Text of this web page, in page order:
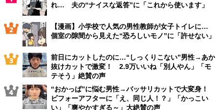
れ… 夫の“ナイスな返答”に「これから使います」
【漫画】小学校で人気の男性教師が女子トイレに…
個室の隙間から見えた“恐ろしいモノ”に「許せない」
前日にカットしたのに…“しっくりこない”男性→あか
抜けカットで激変！ 2.9万いいね「別人やん」「モ
テそう」絶賛の声
“おかっぱ”に悩む男性→バッサリカットで大変身！
ビフォーアフターに「え、同じ人！？」「かっこい
い」「爽やかすぎる～」大絶賛の声